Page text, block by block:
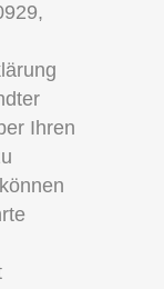
Ihren